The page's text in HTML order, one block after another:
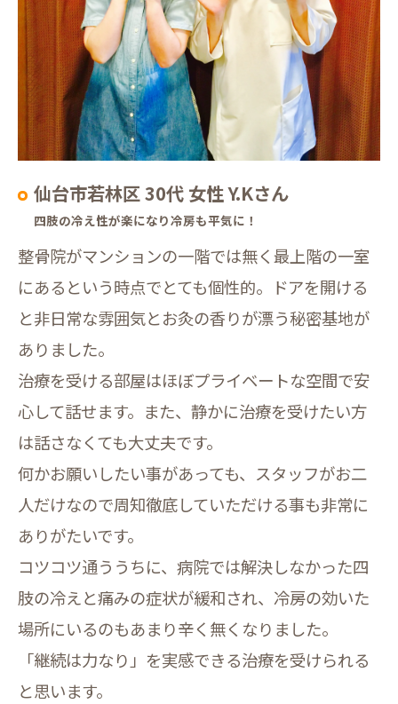
仙台市若林区 30代 女性 Y.Kさん
四肢の冷え性が楽になり冷房も平気に！
整骨院がマンションの一階では無く最上階の一室
にあるという時点でとても個性的。ドアを開ける
と非日常な雰囲気とお灸の香りが漂う秘密基地が
ありました。
治療を受ける部屋はほぼプライベートな空間で安
心して話せます。また、静かに治療を受けたい方
は話さなくても大丈夫です。
何かお願いしたい事があっても、スタッフがお二
人だけなので周知徹底していただける事も非常に
ありがたいです。
コツコツ通ううちに、病院では解決しなかった四
肢の冷えと痛みの症状が緩和され、冷房の効いた
場所にいるのもあまり辛く無くなりました。
「継続は力なり」を実感できる治療を受けられる
と思います。